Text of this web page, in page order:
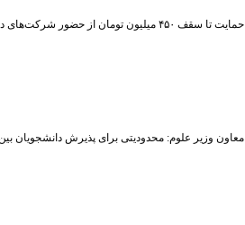
حمایت تا سقف ۴۵۰ میلیون تومان از حضور شرکت‌های دانش‌بنیان در GITEX AI Türkiye
معاون وزیر علوم: محدودیتی برای پذیرش دانشجویان